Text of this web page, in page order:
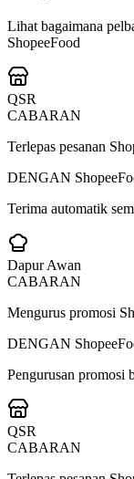
Lihat bagaimana
ShopeeFood
QSR
CABARAN
Terlepas pesanan
DENGAN
Terima automatik
Dapur Awan
CABARAN
Mengurus promosi
DENGAN
Pengurusan promosi
QSR
CABARAN